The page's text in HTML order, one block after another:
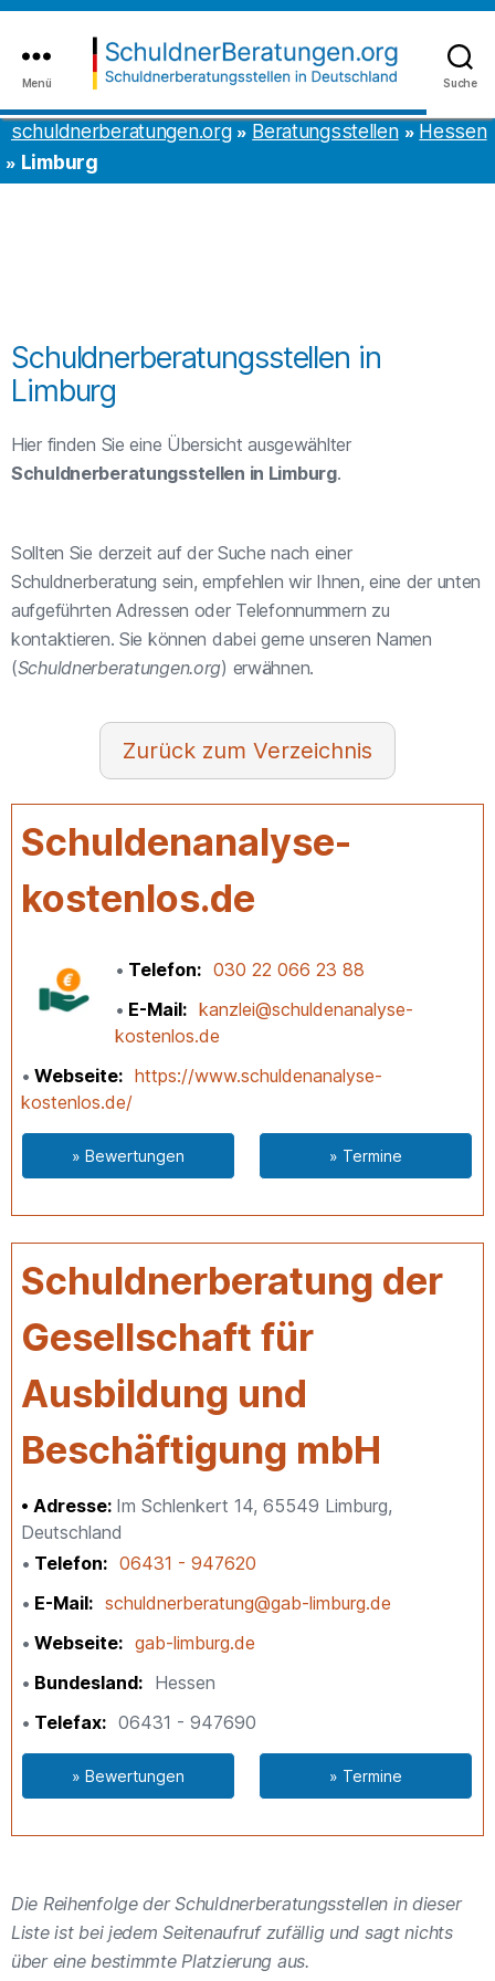
Inhalt
springen
to
the
content
Suche
schuldnerberatungen.org
Menü
schuldnerberatungen.org Beratungsstellen
Hessen
Limburg
Schuldnerberatungsstellen in
Limburg
Hier finden Sie eine Übersicht ausgewählter
Schuldnerberatungsstellen in Limburg.
Sollten Sie derzeit auf der Suche nach einer
Schuldnerberatung sein, empfehlen wir Ihnen, eine der unten
aufgeführten Adressen oder Telefonnummern zu
kontaktieren. Sie können dabei gerne unseren Namen
(Schuldnerberatungen.org) erwähnen.
Verzeichnis
Schuldenanalyse-
kostenlos.de
Telefon
030 22 066 23 88
E-Mail
kanzlei@schuldenanalyse-
kostenlos.de
Webseite
https://www.schuldenanalyse-
kostenlos.de/
» Bewertungen » Termine
Schuldnerberatung der
Gesellschaft für
Ausbildung und
Beschäftigung mbH
Adresse: Im Schlenkert 14, 65549 Limburg,
Deutschland
Telefon
06431 - 947620
E-Mail
schuldnerberatung@gab-limburg.de
Webseite
gab-limburg.de
Bundesland
Hessen
Telefax
06431 - 947690
» Bewertungen » Termine
Die Reihenfolge der Schuldnerberatungsstellen in dieser
Liste ist bei jedem Seitenaufruf zufällig und sagt nichts
über eine bestimmte Platzierung aus.